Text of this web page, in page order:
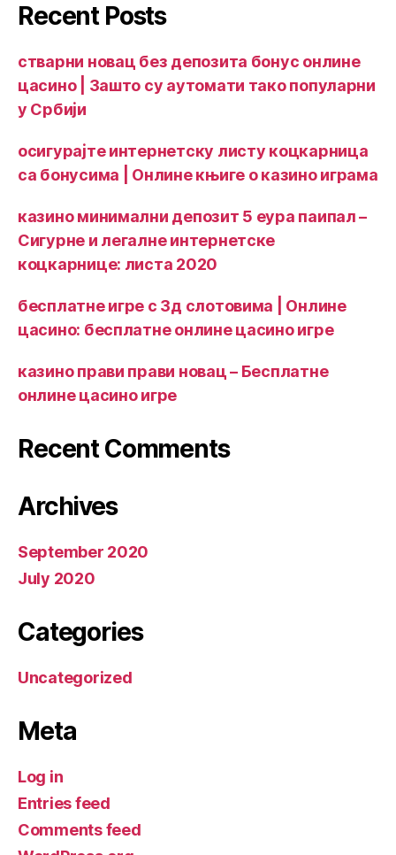
Recent Posts
стварни новац без депозита бонус онлине
цасино | Зашто су аутомати тако популарни
у Србији
осигурајте интернетску листу коцкарница
са бонусима | Онлине књиге о казино играма
казино минимални депозит 5 еура паипал –
Сигурне и легалне интернетске
коцкарнице: листа 2020
бесплатне игре с 3д слотовима | Онлине
цасино: бесплатне онлине цасино игре
казино прави прави новац – Бесплатне
онлине цасино игре
Recent Comments
Archives
September 2020
July 2020
Categories
Uncategorized
Meta
Log in
Entries feed
Comments feed